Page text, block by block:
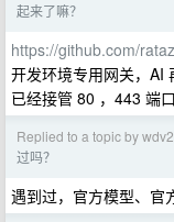
起来了嘛？
https://github.com/
开发环境专用网关，AI
已经接管 80 ，443 端
Replied to a topic by
过吗？
遇到过，官方模型、官